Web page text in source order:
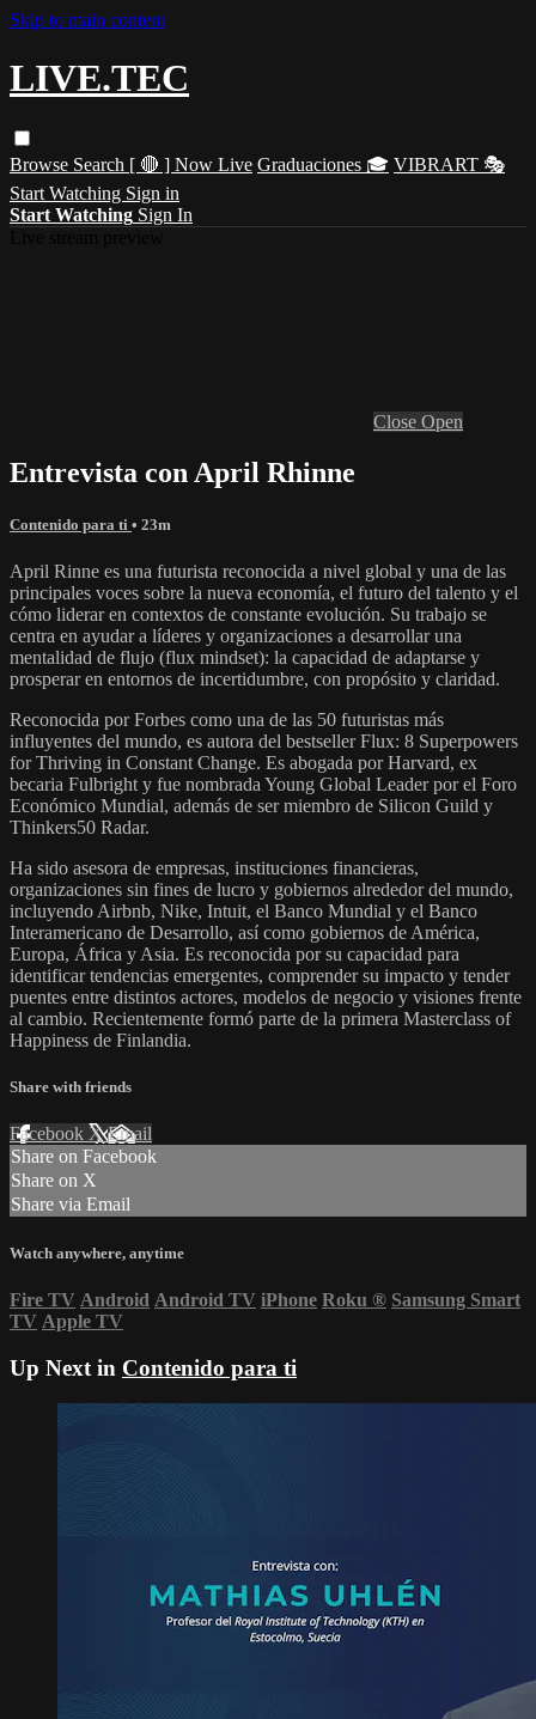
Skip to main content
LIVE.TEC
Browse Search [ 🔴 ] Now Live Graduaciones 🎓 VIBRART 🎭
Start Watching Sign in
Start Watching Sign In
Close Open
Entrevista con April Rhinne
Contenido para ti • 23m
April Rinne es una futurista reconocida a nivel global y una de las
principales voces sobre la nueva economía, el futuro del talento y el
cómo liderar en contextos de constante evolución. Su trabajo se
centra en ayudar a líderes y organizaciones a desarrollar una
mentalidad de flujo (flux mindset): la capacidad de adaptarse y
prosperar en entornos de incertidumbre, con propósito y claridad.
Reconocida por Forbes como una de las 50 futuristas más
influyentes del mundo, es autora del bestseller Flux: 8 Superpowers
for Thriving in Constant Change. Es abogada por Harvard, ex
becaria Fulbright y fue nombrada Young Global Leader por el Foro
Económico Mundial, además de ser miembro de Silicon Guild y
Thinkers50 Radar.
Ha sido asesora de empresas, instituciones financieras,
organizaciones sin fines de lucro y gobiernos alrededor del mundo,
incluyendo Airbnb, Nike, Intuit, el Banco Mundial y el Banco
Interamericano de Desarrollo, así como gobiernos de América,
Europa, África y Asia. Es reconocida por su capacidad para
identificar tendencias emergentes, comprender su impacto y tender
puentes entre distintos actores, modelos de negocio y visiones frente
al cambio. Recientemente formó parte de la primera Masterclass of
Happiness de Finlandia.
Share with friends
Facebook XEmail
Share on Facebook
Share on X
Share via Email
Watch anywhere, anytime
Fire TV Android Android TV iPhone Roku ® Samsung Smart
TV Apple TV
Up Next in Contenido para ti